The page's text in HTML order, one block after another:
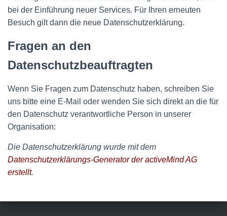
bei der Einführung neuer Services. Für Ihren erneuten
Besuch gilt dann die neue Datenschutzerklärung.
Fragen an den
Datenschutzbeauftragten
Wenn Sie Fragen zum Datenschutz haben, schreiben Sie
uns bitte eine E-Mail oder wenden Sie sich direkt an die für
den Datenschutz verantwortliche Person in unserer
Organisation:
Die Datenschutzerklärung wurde mit dem
Datenschutzerklärungs-Generator der activeMind AG
erstellt.